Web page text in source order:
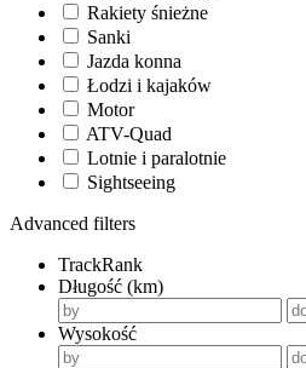
Rakiety śnieżne
Sanki
Jazda konna
Łodzi i kajaków
Motor
ATV-Quad
Lotnie i paralotnie
Sightseeing
Advanced filters
TrackRank
Długość (km)
Wysokość